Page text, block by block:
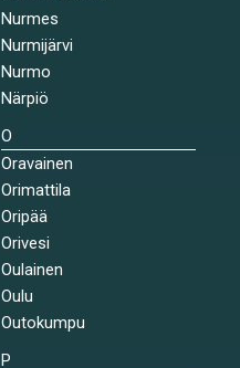
Nurmes
Nurmijärvi
Nurmo
Närpiö
O
Oravainen
Orimattila
Oripää
Orivesi
Oulainen
Oulu
Outokumpu
P